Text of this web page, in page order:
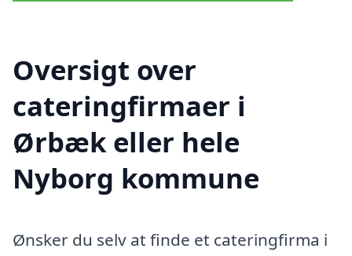
Oversigt over
cateringfirmaer i
Ørbæk eller hele
Nyborg kommune
Ønsker du selv at finde et cateringfirma i